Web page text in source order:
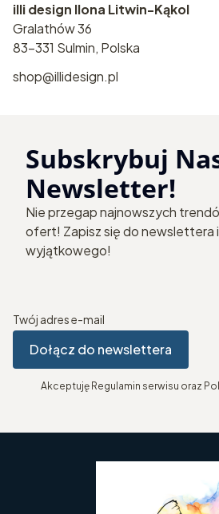
illi design Ilona Litwin-Kąkol
Gralathów 36
83-331 Sulmin, Polska
shop@illidesign.pl
Subskrybuj
Newsletter!
Nie przegap najnowszych
ofert! Zapisz się do newslettera
wyjątkowego!
Twój adres e-mail
Dołącz do newslettera
Akceptuję Regulamin serwisu oraz